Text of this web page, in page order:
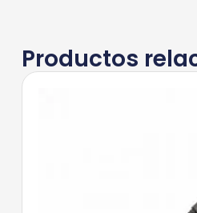
Productos